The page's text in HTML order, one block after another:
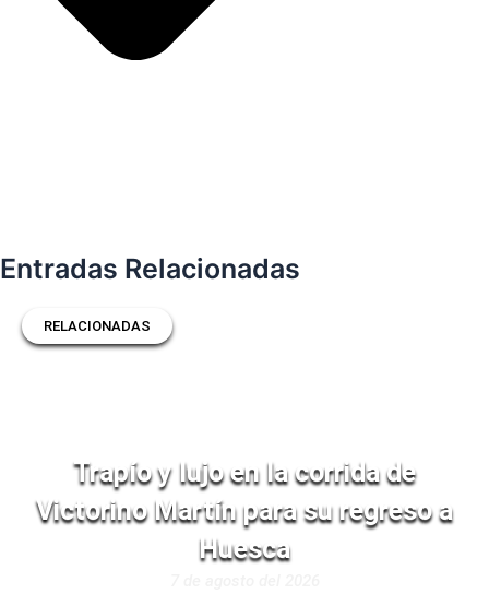
Entradas Relacionadas
RELACIONADAS
Trapío y lujo en la corrida de
Victorino Martín para su regreso a
Huesca